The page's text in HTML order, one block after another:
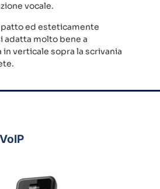
vocale.
ed esteticamente
adatta molto bene a
verticale sopra la scrivania